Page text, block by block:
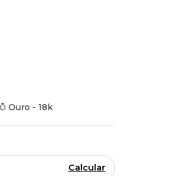
Ouro - 18k
Calcular